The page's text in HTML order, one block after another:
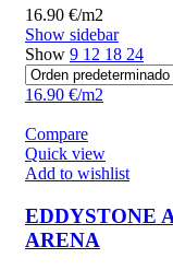
16.90 €/m2
Show sidebar
Show 9 12 18 24
16.90 €/m2
Compare
Quick view
Add to wishlist
EDDYSTONE
ARENA